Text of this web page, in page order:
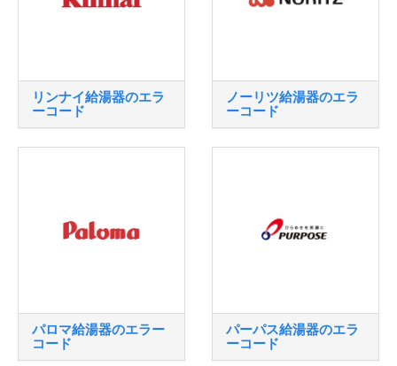
リンナイ給湯器のエラ
ーコード
ノーリツ給湯器のエラ
ーコード
パロマ給湯器のエラー
コード
パーパス給湯器のエラ
ーコード